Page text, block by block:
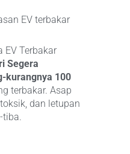
EV Terbakar
Segera
kurangnya 100
terbakar. Asap
dan letupan
tiba.